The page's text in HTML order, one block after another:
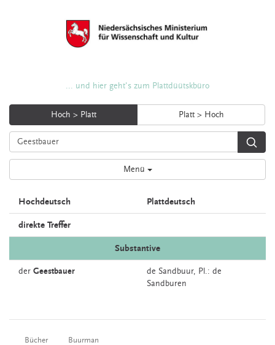
... und hier geht's zum Plattdüütskbüro
Hoch > Platt Platt > Hoch
Menü
Hochdeutsch Plattdeutsch
direkte Treffer
Substantive
der Geestbauer de Sandbuur, Pl.: de
Sandburen
Bücher Buurman